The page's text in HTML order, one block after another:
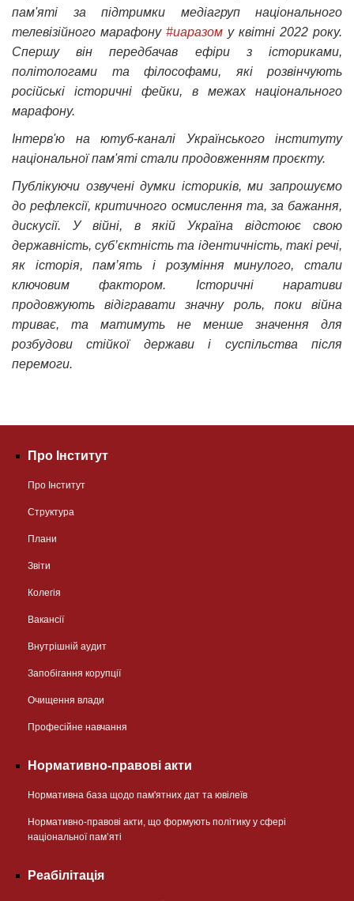
пам'яті за підтримки медіагруп національного
телевізійного марафону#uaразом у квітні 2022 року.
Спершу він передбачав ефіри з істориками,
політологами та філософами, які розвінчують
російські історичні фейки, в межах національного
марафону.
Інтерв'ю на ютуб-каналі Українського інституту
національної пам'яті стали продовженням проєкту.
Публікуючи озвучені думки істориків, ми запрошуємо
до рефлексії, критичного осмислення та, за бажання,
дискусії. У війні, в якій Україна відстоює свою
державність, суб’єктність та ідентичність, такі речі,
як історія, пам’ять і розуміння минулого, стали
ключовим фактором. Історичні наративи
продовжують відігравати значну роль, поки війна
триває, та матимуть не менше значення для
розбудови стійкої держави і суспільства після
перемоги.
Про Інститут
Про Інститут
Структура
Плани
Звіти
Колегія
Вакансії
Внутрішній аудит
Запобігання корупції
Очищення влади
Професійне навчання
Нормативно-правові акти
Нормативна база щодо пам'ятних дат та ювілеїв
Нормативно-правові акти, що формують політику у сфері
національної памʼяті
Реабілітація